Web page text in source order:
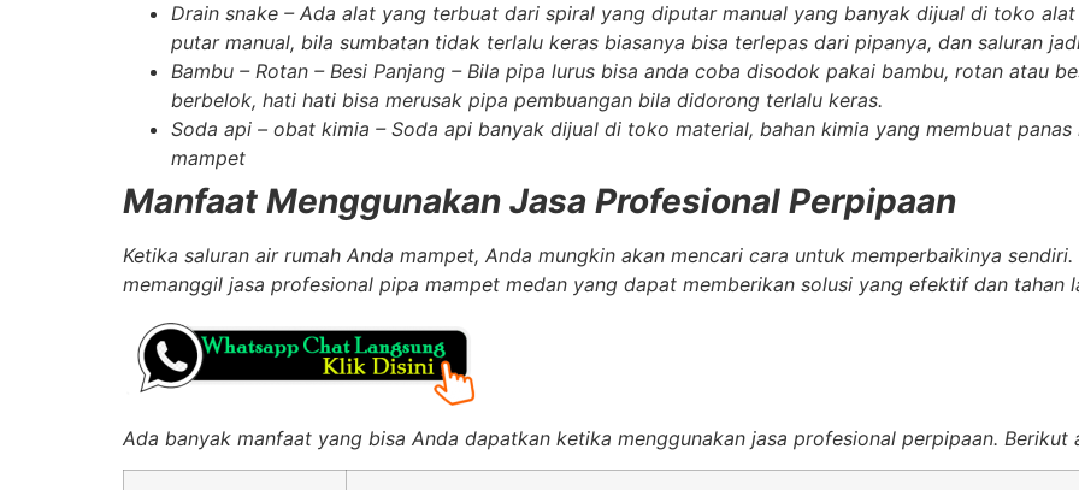
Drain snake – Ada alat yang terbuat dari spiral yang diputar manual yang banyak dijual di toko
putar manual, bila sumbatan tidak terlalu keras biasanya bisa terlepas dari pipanya, dan saluran
Bambu – Rotan – Besi Panjang – Bila pipa lurus bisa anda coba disodok pakai bambu, rotan atau
berbelok, hati hati bisa merusak pipa pembuangan bila didorong terlalu keras.
Soda api – obat kimia – Soda api banyak dijual di toko material, bahan kimia yang membuat
mampet
Manfaat Menggunakan Jasa Profesional Perpipaan
Ketika saluran air rumah Anda mampet, Anda mungkin akan mencari cara untuk memperbaikinya
memanggil jasa profesional pipa mampet medan yang dapat memberikan solusi yang efektif dan tahan
Ada banyak manfaat yang bisa Anda dapatkan ketika menggunakan jasa profesional perpipaan. Berikut